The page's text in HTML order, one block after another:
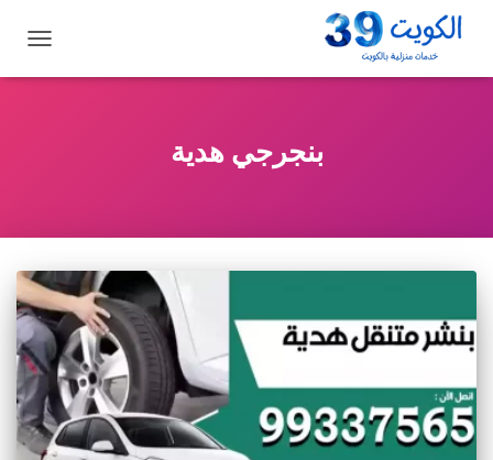
التنقل
بنجرجي هدية